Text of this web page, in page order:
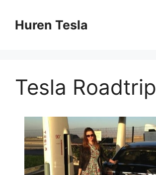
naarHuren Tesla
Tesla Roadtrip